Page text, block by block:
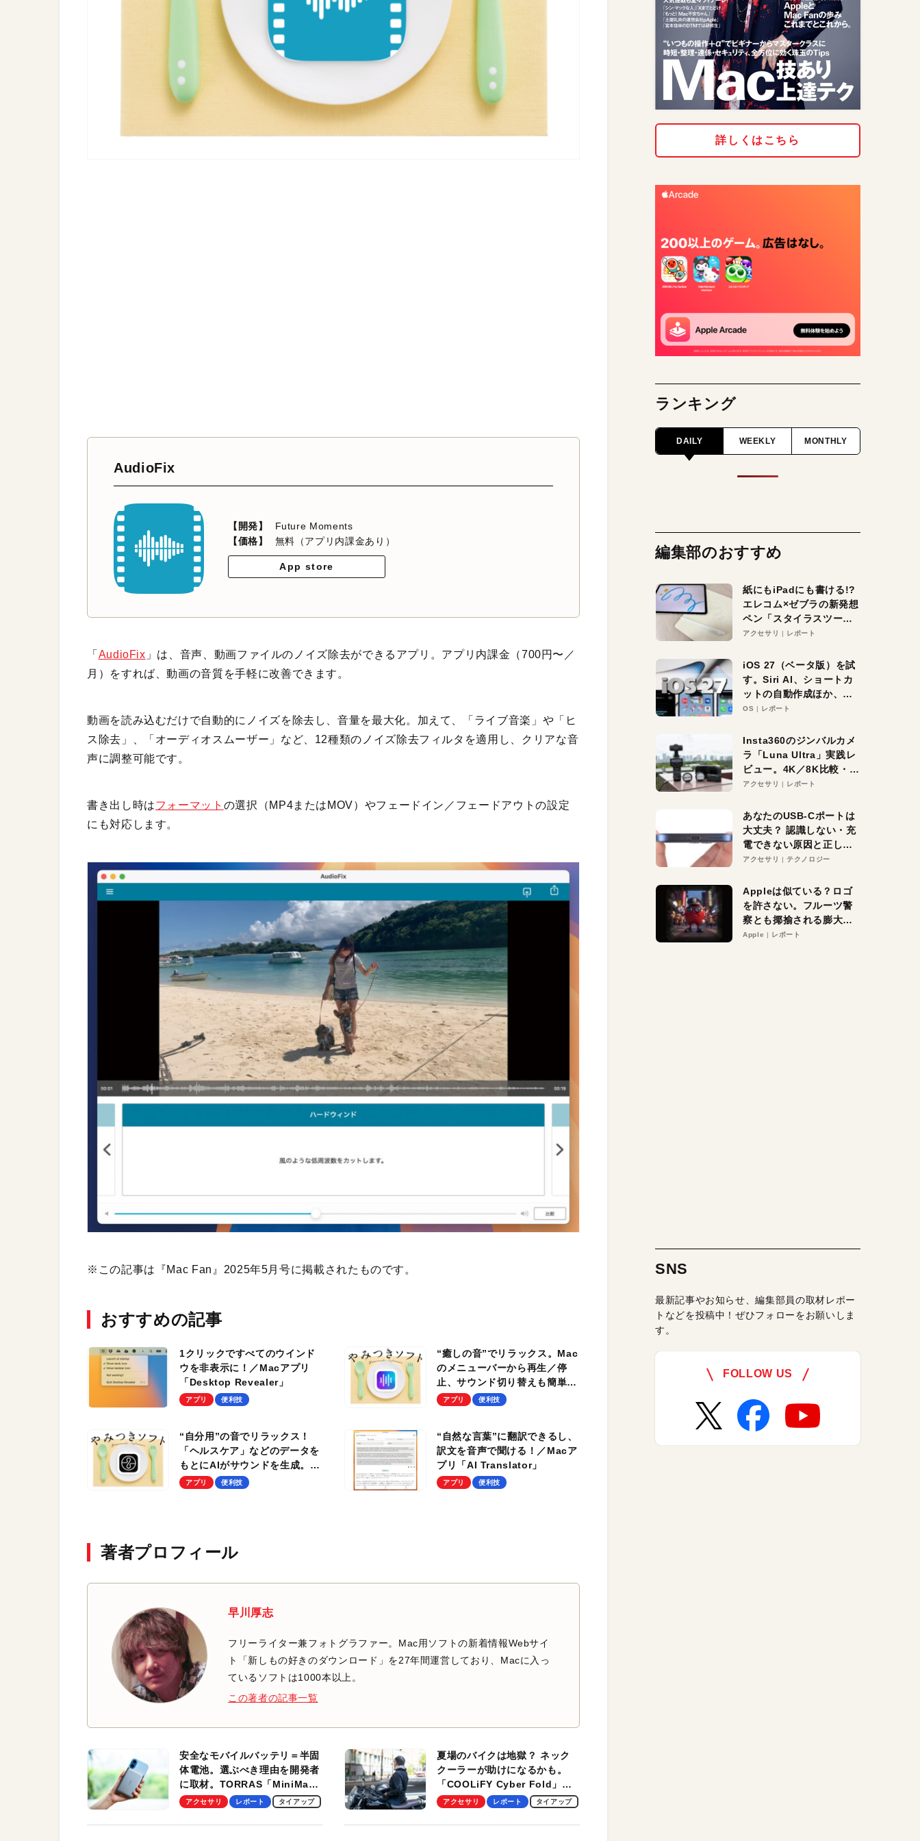
AudioFix
【開発】
Future Moments
【価格】
無料（アプリ内課金あり）
App store
「 AudioFix 」は、音声、動画ファイルのノイズ除去ができるアプリ。アプリ内課金（700円〜／
月）をすれば、動画の音質を手軽に改善できます。
動画を読み込むだけで自動的にノイズを除去し、音量を最大化。加えて、「ライブ音楽」や「ヒ
ス除去」、「オーディオスムーザー」など、12種類のノイズ除去フィルタを適用し、クリアな音
声に調整可能です。
書き出し時はフォーマット の選択（MP4またはMOV）やフェードイン／フェードアウトの設定
にも対応します。
※この記事は『Mac Fan』2025年5月号に掲載されたものです。
おすすめの記事
1クリックですべてのウインド
ウを非表示に！／Macアプリ
「Desktop Revealer」
アプリ 便利技
“癒しの音”でリラックス。Mac
のメニューバーから再生／停
止、サウンド切り替えも簡単！
Macアプリ「自然の音を聞く」
アプリ 便利技
“自分用”の音でリラックス！
「ヘルスケア」などのデータを
もとにAIがサウンドを生成。
Macアプリ「Endel」を使って
アプリ 便利技
“自然な言葉”に翻訳できるし、
訳文を音声で聞ける！／Macア
プリ「AI Translator」
アプリ 便利技
著者プロフィール
早川厚志
フリーライター兼フォトグラファー。Mac用ソフトの新着情報Webサイ
ト「新しもの好きのダウンロード」を27年間運営しており、Macに入っ
ているソフトは1000本以上。
この著者の記事一覧
安全なモバイルバッテリ＝半固
体電池。選ぶべき理由を開発者
に取材。TORRAS「MiniMag
Pro」の実機レビューも
アクセサリ レポート タイアップ
夏場のバイクは地獄？ ネック
クーラーが助けになるかも。
「COOLiFY Cyber Fold」レ
ビュー。冷却の速さ、密着する
性がグッド！
アクセサリ レポート タイアップ
詳しくはこちら
ランキング
DAILY WEEKLY MONTHLY
編集部のおすすめ
紙にもiPadにも書ける!?
エレコム×ゼブラの新発想
ペン「スタイラスツーウ
ェイ」レビュー。持ち替
アクセサリ レポート
iOS 27（ベータ版）を試
す。Siri AI、ショートカ
ットの自動作成ほか、期
待大の便利機能5選。
る未来はすぐそこ！
OS レポート
Insta360のジンバルカメ
ラ「Luna Ultra」実践レ
ビュー。4K／8K比較・ズ
ーム・夜間撮影をチェッ
アクセサリ レポート
あなたのUSB-Cポートは
大丈夫？ 認識しない・充
電できない原因と正しい
対策
アクセサリ テクノロジー
Appleは似ている？ロゴ
を許さない。フルーツ警
察とも揶揄される膨大な
異議申し立て。対象は非
Apple レポート
SNS
最新記事やお知らせ、編集部員の取材レポー
トなどを投稿中！ぜひフォローをお願いしま
す。
FOLLOW US